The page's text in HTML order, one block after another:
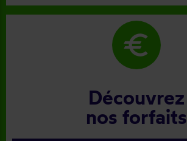
euro
Découvrez
nos forfaits